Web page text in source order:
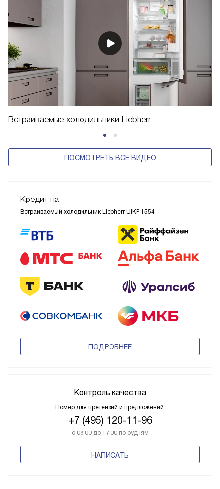
Встраиваемые холодильники Liebherr
ПОСМОТРЕТЬ ВСЕ ВИДЕО
Кредит на
Встраиваемый холодильник Liebherr UIKP 1554
ПОДРОБНЕЕ
Контроль качества
Номер для претензий и предложений:
+7 (495) 120-11-96
с 08:00 до 17:00 по будням
НАПИСАТЬ